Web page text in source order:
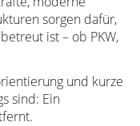
sorgen dafür,
ist – ob PKW,
und kurze
sind: Ein